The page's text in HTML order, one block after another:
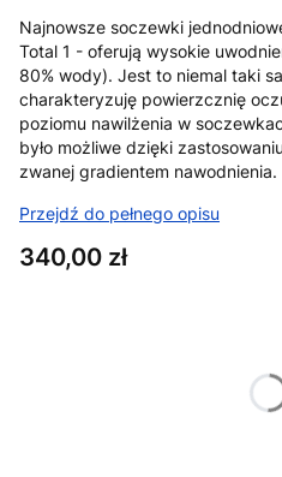
Najnowsze soczewki
Total 1 - oferują wysokie
80% wody). Jest to niemal taki
charakteryzuję powierzcznię
poziomu nawilżenia w
było możliwe dzięki
zwanej gradientem nawodnienia.
Przejdź do pełnego opisu
Cena
340,00 zł